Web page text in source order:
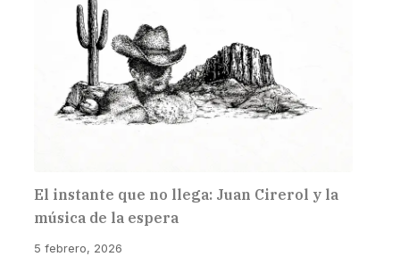
El instante que no llega: Juan Cirerol y la
música de la espera
5 febrero, 2026